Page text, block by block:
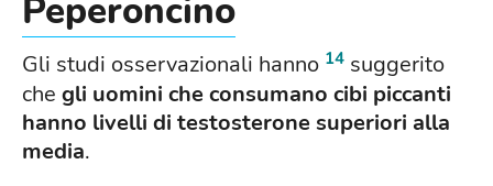
Peperoncino
Gli studi osservazionali hanno 14 suggerito
che gli uomini che consumano cibi piccanti
hanno livelli di testosterone superiori alla
media.